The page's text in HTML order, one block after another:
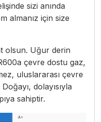
sizi anında
almanız için size
olsun. Uğur derin
çevre dostu gaz,
uluslararası çevre
dolayısıyla
sahiptir.